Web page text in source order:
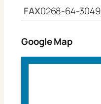
FAX0268-64-3049
Google Map